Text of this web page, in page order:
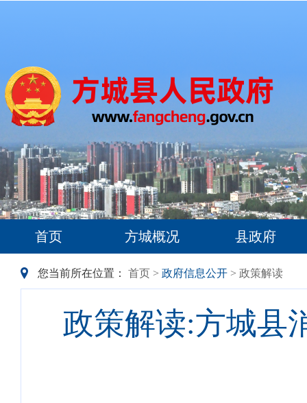
首页 方城概况 县政府
您当前所在位置： 首页 > 政府信息公开 > 政策解读
政策解读:方城县